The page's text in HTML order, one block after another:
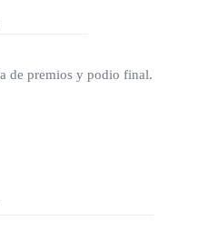
de premios y podio final.